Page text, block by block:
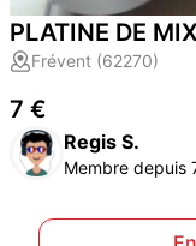
PLATINE DE
Frévent (62270)
7 €
Regis S.
Membre depuis